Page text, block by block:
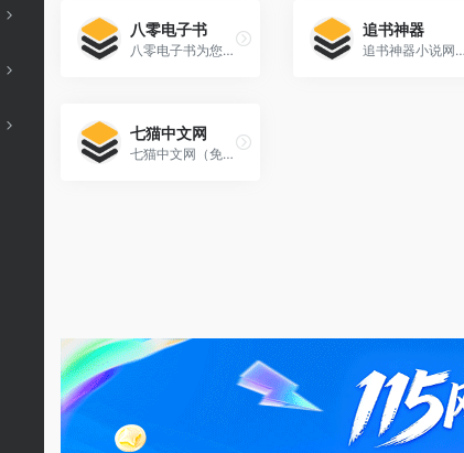
八零电子书
八零电子书为您提供穿越小说,耽美小说,都市小说,言情小说,玄幻小说，无弹窗小说网。
追书神器
追书神器小说网提供都市小说、玄幻小说、武侠小说、科幻小说、游戏小说、同人小说等免费小说下载，好看的小说在线阅读网站推荐出免费全本小说、小说排行榜前十名，您可以方便地进行追书神器免费全本小说在线阅读！
七猫中文网
七猫中文网（免费小说大全）与国内各大小说站合作，为小说爱好者提供更多更全的各类免费小说上百万本。七猫免费小说包括言情小说，穿越小说，玄幻小说，校园小说，都市小说，武侠小说，网游小说等等。七猫中文网只有想不到，没有找不到！